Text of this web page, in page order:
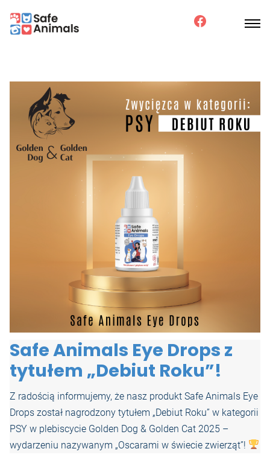
Safe Animals Eye Drops z
tytułem „Debiut Roku”!
Z radością informujemy, że nasz produkt Safe Animals Eye
Drops został nagrodzony tytułem „Debiut Roku” w kategorii
PSY w plebiscycie Golden Dog & Golden Cat 2025 –
wydarzeniu nazywanym „Oscarami w świecie zwierząt”!